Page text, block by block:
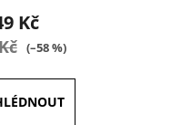
produktu
je
5
Kč
(–58 %)